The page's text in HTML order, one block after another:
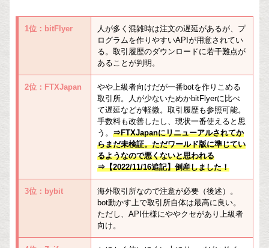
1位：bitFlyer
人が多く混雑時は注文の遅延があるが、プ
ログラムを作りやすいAPIが用意されてい
る。取引履歴のダウンロードに若干難点が
あることが判明。
2位：FTXJapan
やや上級者向けだが一番botを作りこめる
取引所。人が少ないためかbitFlyerに比べ
て遅延などが軽微。取引履歴も参照可能。
手数料も改善したし、現状一番使えると思
う。 ⇒FTXJapanにリニューアルされてか
らまだ未検証。ただワールド版に準じてい
るようなので悪くないと思われる
⇒【2022/11/16追記】倒産しました！
3位：bybit
海外取引所なので注意が必要（後述）。
bot動かす上で取引所自体は最高に良い。
ただし、API仕様にややクセがあり上級者
向け。